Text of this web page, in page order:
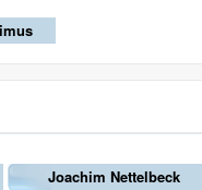
Joachim Nettelbeck